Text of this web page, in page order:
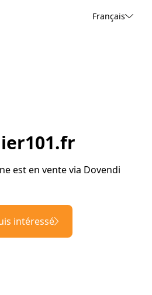
Français
est en vente via Dovendi
intéressé